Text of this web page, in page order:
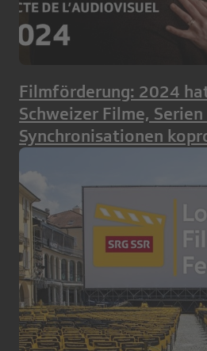
Filmförderung: 2024
Schweizer Filme, Serien
Synchronisationen